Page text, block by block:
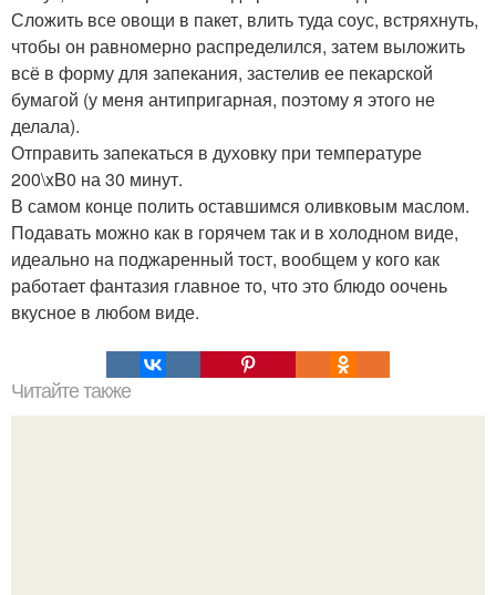
Сложить все овощи в пакет, влить туда соус, встряхнуть,
чтобы он равномерно распределился, затем выложить
всё в форму для запекания, застелив ее пекарской
бумагой (у меня антипригарная, поэтому я этого не
делала).
Отправить запекаться в духовку при температуре
200\xB0 на 30 минут.
В самом конце полить оставшимся оливковым маслом.
Подавать можно как в горячем так и в холодном виде,
идеально на поджаренный тост, вообщем у кого как
работает фантазия главное то, что это блюдо оочень
вкусное в любом виде.
Читайте также